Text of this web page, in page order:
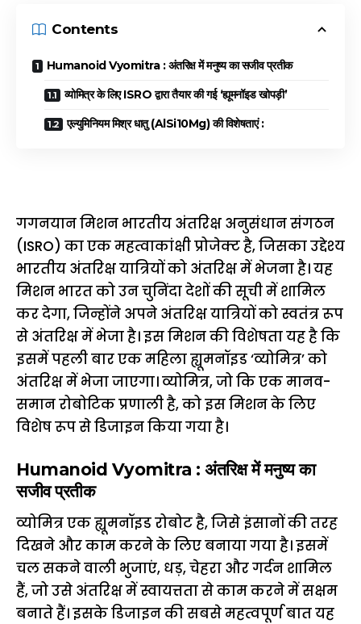
Contents
Humanoid Vyomitra : अंतरिक्ष में मनुष्य का सजीव प्रतीक
व्योमित्र के लिए ISRO द्वारा तैयार की गई ‘ह्यूमनॉइड खोपड़ी’
एल्युमिनियम मिश्र धातु (AlSi10Mg) की विशेषताएं :
गगनयान मिशन भारतीय अंतरिक्ष अनुसंधान संगठन
(ISRO) का एक महत्वाकांक्षी प्रोजेक्ट है, जिसका उद्देश्य
भारतीय अंतरिक्ष यात्रियों को अंतरिक्ष में भेजना है। यह
मिशन भारत को उन चुनिंदा देशों की सूची में शामिल
कर देगा, जिन्होंने अपने अंतरिक्ष यात्रियों को स्वतंत्र रूप
से अंतरिक्ष में भेजा है। इस मिशन की विशेषता यह है कि
इसमें पहली बार एक महिला ह्यूमनॉइड ‘व्योमित्र’ को
अंतरिक्ष में भेजा जाएगा। व्योमित्र, जो कि एक मानव-
समान रोबोटिक प्रणाली है, को इस मिशन के लिए
विशेष रूप से डिजाइन किया गया है।
Humanoid Vyomitra : अंतरिक्ष में मनुष्य का
सजीव प्रतीक
व्योमित्र एक ह्यूमनॉइड रोबोट है, जिसे इंसानों की तरह
दिखने और काम करने के लिए बनाया गया है। इसमें
चल सकने वाली भुजाएं, धड़, चेहरा और गर्दन शामिल
हैं, जो उसे अंतरिक्ष में स्वायत्तता से काम करने में सक्षम
बनाते हैं। इसके डिजाइन की सबसे महत्वपूर्ण बात यह